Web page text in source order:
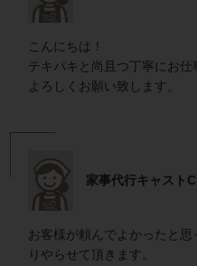
こんにちは！
テキパキと尚且つ丁寧にお仕
よろしくお願い致します。
家事代行キャスト
お客様が頼んでよかったと
りやらせて頂きます。